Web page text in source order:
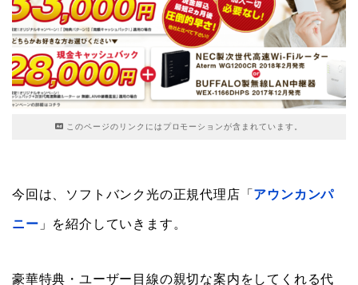
このページのリンクにはプロモーションが含まれています。
今回は、ソフトバンク光の正規代理店「 アウンカンパ
ニー 」を紹介していきます。
豪華特典・ユーザー目線の親切な案内をしてくれる代